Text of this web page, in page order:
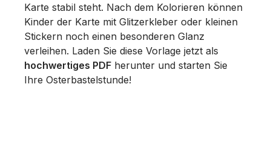
Karte stabil steht. Nach dem Kolorieren können
Kinder der Karte mit Glitzerkleber oder kleinen
Stickern noch einen besonderen Glanz
verleihen. Laden Sie diese Vorlage jetzt als
hochwertiges PDF herunter und starten Sie
Ihre Osterbastelstunde!